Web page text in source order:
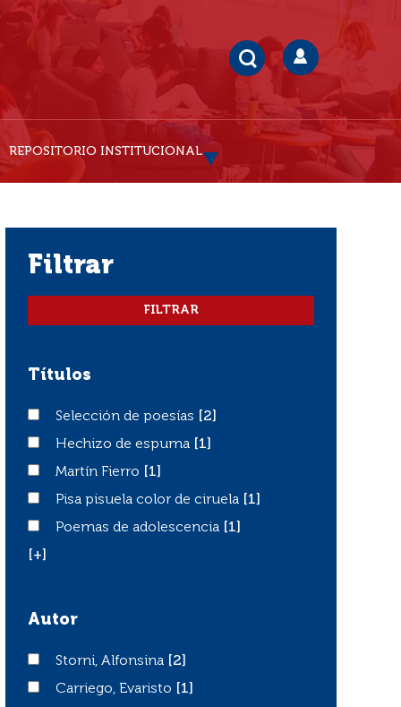
REPOSITORIO INSTITUCIONAL
filtrar
Títulos
Selección de poesías
Selección de poesías
[2]
Hechizo de espuma
Hechizo de espuma
[1]
Martín Fierro
Martín Fierro
[1]
Pisa pisuela color de ciruela
Pisa pisuela color de ciruela
[1]
Poemas de adolescencia
Poemas de adolescencia
[1]
[+]
Autor
Storni, Alfonsina
Storni, Alfonsina
[2]
Carriego, Evaristo
Carriego, Evaristo
[1]